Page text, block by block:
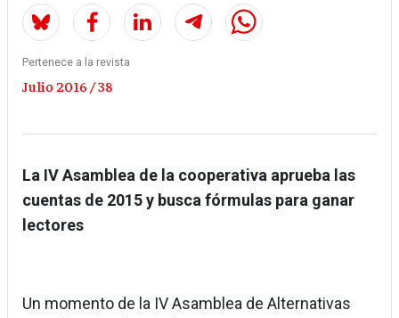
Pertenece a la revista
Julio 2016 / 38
La IV Asamblea de la cooperativa aprueba las
cuentas de 2015 y busca fórmulas para ganar
lectores
Un momento de la IV Asamblea de Alternativas